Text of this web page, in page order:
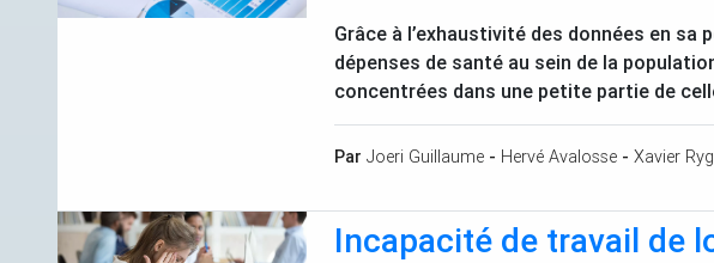
Grâce à l’exhaustivité des données en
dépenses de santé au sein de la
concentrées dans une petite partie de
Par Joeri Guillaume - Hervé Avalosse - Xavier
Incapacité de travail de